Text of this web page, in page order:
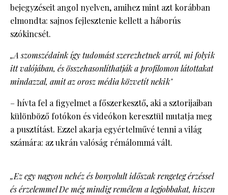
bejegyzéseit angol nyelven, amihez mint azt korábban
elmondta: sajnos fejlesztenie kellett a háborús
szókincsét.
„A szomszédaink így tudomást szerezhetnek arról, mi folyik
itt valójában, és összehasonlíthatják a profilomon látottakat
mindazzal, amit az orosz média közvetít nekik"
– hívta fel a figyelmet a főszerkesztő, aki a sztorijaiban
különböző fotókon és videókon keresztül mutatja meg
a pusztítást. Ezzel akarja egyértelművé tenni a világ
számára: az ukrán valóság rémálommá vált.
„Ez egy nagyon nehéz és bonyolult időszak rengeteg érzéssel
és érzelemmel De még mindig remélem a legjobbakat, hiszen